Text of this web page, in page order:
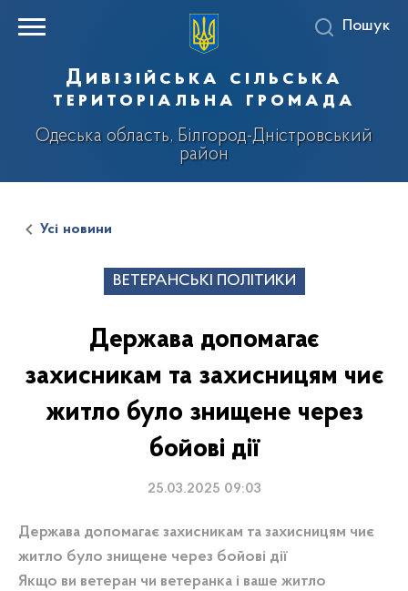
Дивізійська сільська
територіальна громада
Одеська область, Білгород-Дністровський
район
Пошук
Усі новини
ВЕТЕРАНСЬКІ ПОЛІТИКИ
Держава допомагає
захисникам та захисницям чиє
житло було знищене через
бойові дії
25.03.2025 09:03
Держава допомагає захисникам та захисницям чиє
житло було знищене через бойові дії
Якщо ви ветеран чи ветеранка і ваше житло